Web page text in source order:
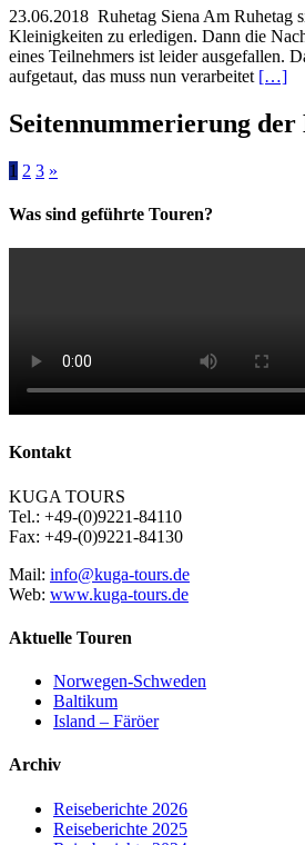
23.06.2018 Ruhetag Siena Am Ruhetag
Kleinigkeiten zu erledigen. Dann die
eines Teilnehmers ist leider ausgefallen.
aufgetaut, das muss nun verarbeitet […]
Seitennummerierung der
1 2 3 »
Was sind geführte Touren?
Kontakt
KUGA TOURS
Tel.: +49-(0)9221-84110
Fax: +49-(0)9221-84130
Mail: info@kuga-tours.de
Web: www.kuga-tours.de
Aktuelle Touren
Norwegen-Schweden
Baltikum
Island – Färöer
Archiv
Reiseberichte 2026
Reiseberichte 2025